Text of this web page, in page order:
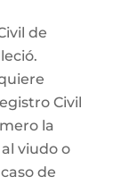
de
Civil
la
viudo o
de